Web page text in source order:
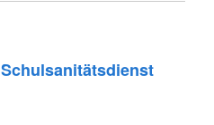
Schulsanitätsdienst